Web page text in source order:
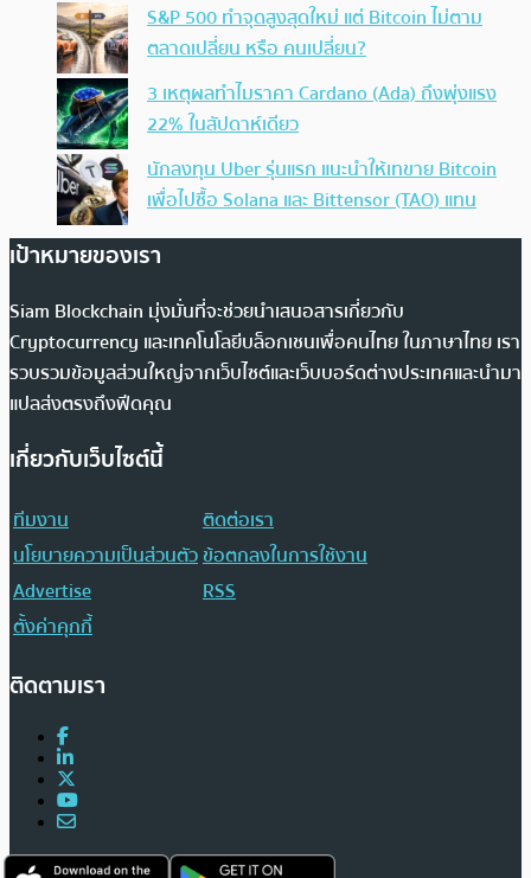
S&P 500 ทำจุดสูงสุดใหม่ แต่ Bitcoin ไม่ตาม
ตลาดเปลี่ยน หรือ คนเปลี่ยน?
3 เหตุผลทำไมราคา Cardano (Ada) ถึงพุ่งแรง
22% ในสัปดาห์เดียว
นักลงทุน Uber รุ่นแรก แนะนำให้เทขาย Bitcoin
เพื่อไปซื้อ Solana และ Bittensor (TAO) แทน
เป้าหมายของเรา
Siam Blockchain มุ่งมั่นที่จะช่วยนำเสนอสารเกี่ยวกับ
Cryptocurrency และเทคโนโลยีบล็อกเชนเพื่อคนไทย ในภาษาไทย เรา
รวบรวมข้อมูลส่วนใหญ่จากเว็บไซต์และเว็บบอร์ดต่างประเทศและนำมา
แปลส่งตรงถึงฟีดคุณ
เกี่ยวกับเว็บไซต์นี้
ทีมงาน
ติดต่อเรา
นโยบายความเป็นส่วนตัวข้อตกลงในการใช้งาน
Advertise
RSS
ตั้งค่าคุกกี้
ติดตามเรา